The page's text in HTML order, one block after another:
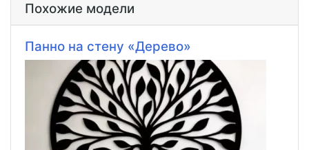
Похожие модели
Панно на стену «Дерево»